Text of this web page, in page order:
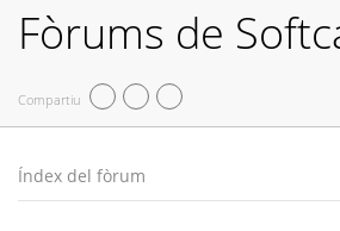
Fòrums de
Compartiu
Índex del fòrum